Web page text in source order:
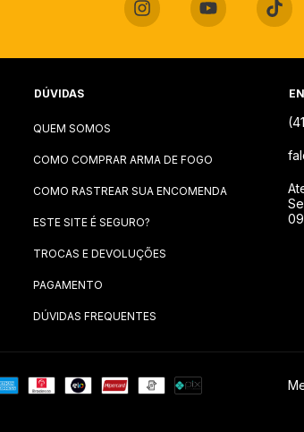
DÚVIDAS
QUEM SOMOS
COMO COMPRAR ARMA DE FOGO
COMO RASTREAR SUA ENCOMENDA
ESTE SITE É SEGURO?
TROCAS E DEVOLUÇÕES
PAGAMENTO
DÚVIDAS FREQUENTES